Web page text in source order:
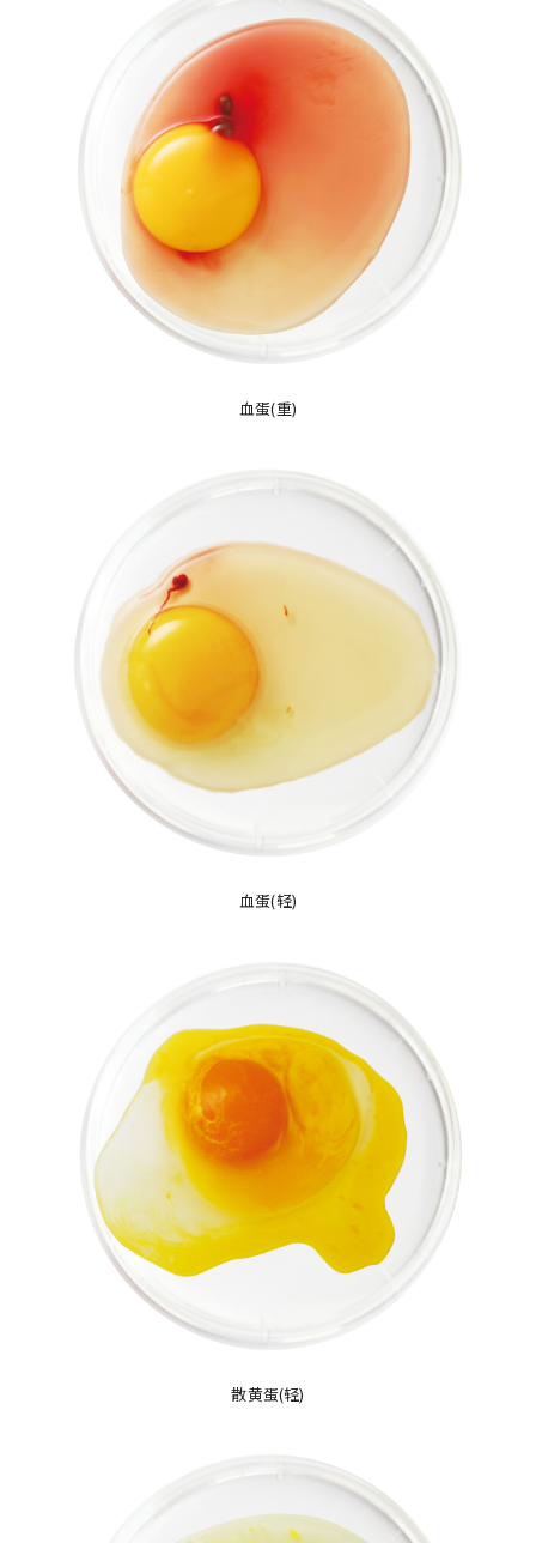
血蛋(重)
血蛋(轻)
散黄蛋(轻)